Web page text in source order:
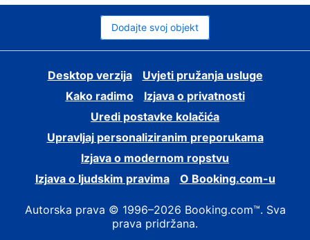
Dodajte svoj objekt
Desktop verzija
Uvjeti pružanja usluge
Kako radimo
Izjava o privatnosti
Uredi postavke kolačića
Upravljaj personaliziranim preporukama
Izjava o modernom ropstvu
Izjava o ljudskim pravima
O Booking.com-u
Autorska prava © 1996–2026 Booking.com™. Sva
prava pridržana.